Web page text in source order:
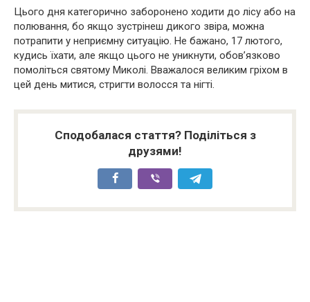
Цього дня категорично заборонено ходити до лісу або на
полювання, бо якщо зустрінеш дикого звіра, можна
потрапити у неприємну ситуацію. Не бажано, 17 лютого,
кудись їхати, але якщо цього не уникнути, обов’язково
помоліться святому Миколі. Вважалося великим гріхом в
цей день митися, стригти волосся та нігті.
Сподобалася стаття? Поділіться з
друзями!